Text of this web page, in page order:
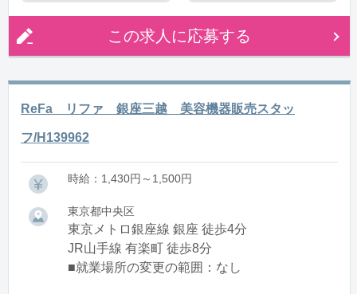
この求人に応募する
ReFa リファ 銀座三越 美容機器販売スタッ
フ/H139962
時給：1,430円～1,500円
東京都中央区
東京メトロ銀座線 銀座 徒歩4分
JR山手線 有楽町 徒歩8分
■就業場所の変更の範囲：なし